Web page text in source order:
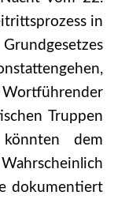
in
Truppen
dem
dokumentiert